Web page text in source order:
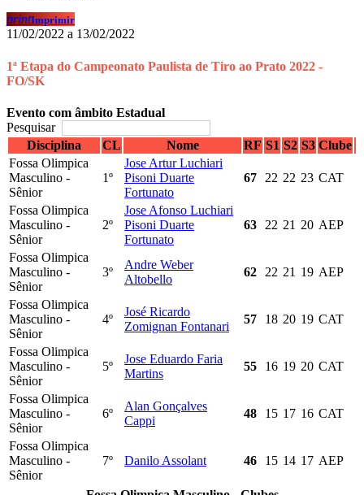
printImprimir
11/02/2022 a 13/02/2022
1ª Etapa do Campeonato Paulista de Tiro ao Prato 2022 -
FO/SK
Evento com âmbito Estadual
Pesquisar
Disciplina
CL Nome RF S1 S2 S3 Clube
Fossa Olimpica
Masculino -
Sênior
1º
Jose Artur Luchiari
Pisoni Duarte
Fortunato
67 22 22 23 CAT
Fossa Olimpica
Masculino -
Sênior
2º
Jose Afonso Luchiari
Pisoni Duarte
Fortunato
63 22 21 20 AEP
Fossa Olimpica
Masculino -
Sênior
3º
Andre Weber
Altobello
62 22 21 19 AEP
Fossa Olimpica
Masculino -
Sênior
4º
José Ricardo
Zomignan Fontanari
57 18 20 19 CAT
Fossa Olimpica
Masculino -
Sênior
5º
Jose Eduardo Faria
Martins
55 16 19 20 CAT
Fossa Olimpica
Masculino -
Sênior
6º
Alan Gonçalves
Cappi
48 15 17 16 CAT
Fossa Olimpica
Masculino -
Sênior
7º Danilo Assolant 46 15 14 17 AEP